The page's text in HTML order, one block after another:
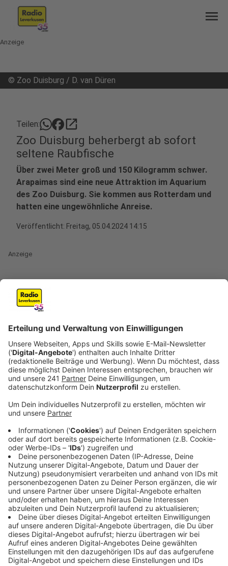
menu
Anzeige
© Zoo Duisburg / D. van Düren
Teilen: open_in_new
Zoo Duisburg beherbergt ab sofort
seltene Raubfische
Über zwei Meter groß und 150 Kilogramm schwer.
Arapaimas sind eine neue Attraktion im Aquarium
des Zoo Duisburg. Sie kommen aus Rotterdam und
hatten eine ungewöhnliche Anreise.
Veröffentlicht: Freitag, 05.04.2024 14:15
Anzeige
Zum ersten Mal in der Geschichte des Zoos in
Duisburg sind zwei Riesenfische aus einem Zoo in den
Niederlanden per Tiertransport ins Ruhrgebiet
gebracht worden. Die südamerikanischen Raubfische
Arapaimas mit einer Länge von jeweils rund 2,50
Metern und einem Gewicht von mehr als 150
Kilogramm seien vergangene Woche aus Rotterdam
angekommen und jetzt auch für Zoobesucher zu
sehen.Das erklärte der Zoo nach Ostern.
Anzeige
Anreie per Auto - 20 Mitarbeiter wurden
benötigt
Anzeige
Mit dem Transfer von Arapaimas in dieser Größe
hätten beide Zoos Neuland betreten und
Zoogeschichte geschrieben. Der geplante Transport
sei mehrere Monate vorbereitet worden. An zwei
aufeinanderfolgenden Tagen seien die Fische auf den